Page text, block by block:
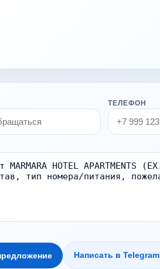
ТЕЛЕФОН
Написать в Telegram